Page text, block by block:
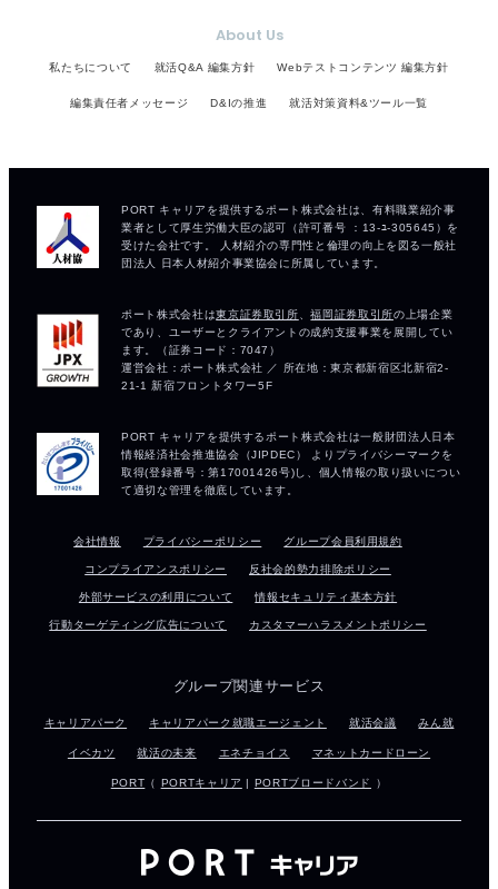
About Us
私たちについて 就活Q&A 編集方針 Webテストコンテンツ 編集方針
編集責任者メッセージ D&Iの推進 就活対策資料&ツール一覧
会社情報 プライバシーポリシー グループ会員利用規約
コンプライアンスポリシー 反社会的勢力排除ポリシー
外部サービスの利用について 情報セキュリティ基本方針
行動ターゲティング広告について カスタマーハラスメントポリシー